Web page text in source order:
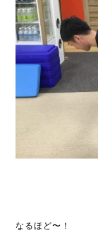
なるほど〜！